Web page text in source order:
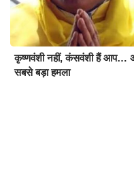
कृष्णवंशी नहीं, कंसवंशी हैं आप…
सबसे बड़ा हमला